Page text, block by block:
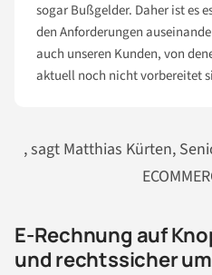
sogar Bußgelder. Daher ist es
den Anforderungen
auch unseren Kunden, von
aktuell noch nicht vorbereitet
, sagt Matthias Kürten,
E-Rechnung auf
und rechtssicher